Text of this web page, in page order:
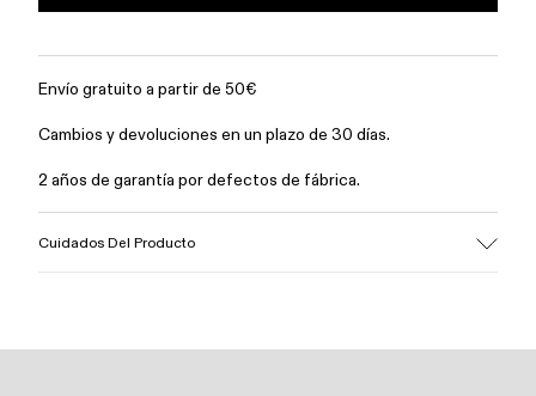
Envío gratuito a partir de 50€
Cambios y devoluciones en un plazo de 30 días.
2 años de garantía por defectos de fábrica.
Cuidados Del Producto